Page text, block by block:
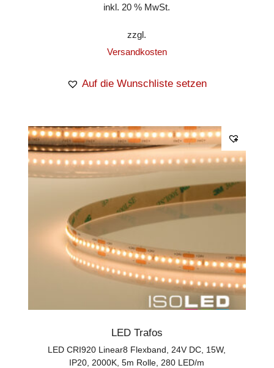
inkl. 20 % MwSt.
zzgl.
Versandkosten
Auf die Wunschliste setzen
LED Trafos
LED CRI920 Linear8 Flexband, 24V DC, 15W,
IP20, 2000K, 5m Rolle, 280 LED/m